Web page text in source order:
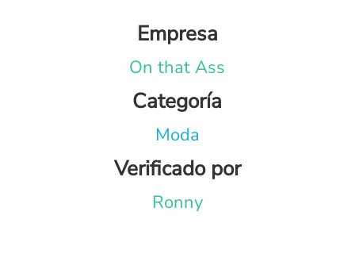
Empresa
On that Ass
Categoría
Moda
Verificado por
Ronny